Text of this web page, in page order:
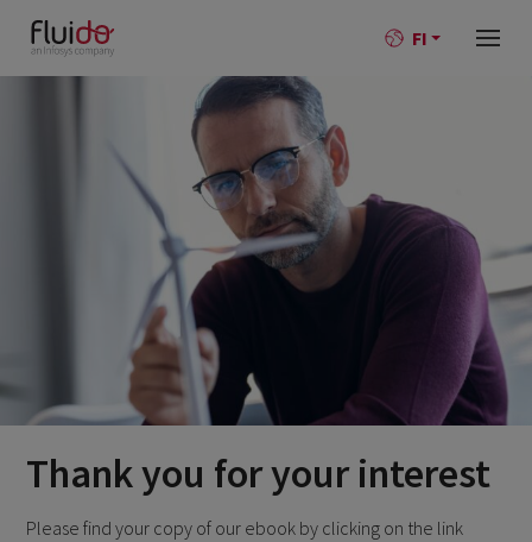
FI
Thank you for your interest
Please find your copy of our ebook by clicking on the link